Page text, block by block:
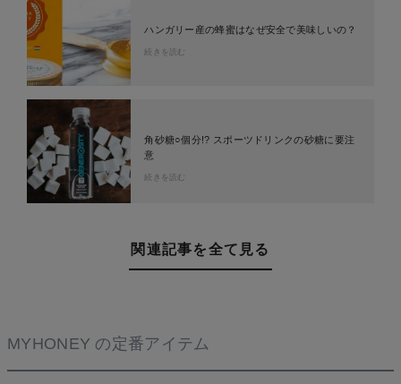
ハンガリー産の蜂蜜はなぜ安全で美味しいの？
続きを読む
角砂糖○個分!? スポーツドリンクの砂糖に要注
意
続きを読む
関連記事を全て見る
MYHONEY の定番アイテム